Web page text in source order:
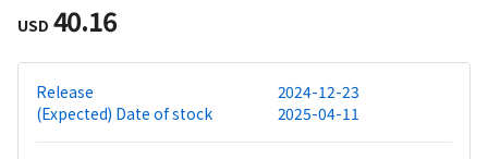
USD 40.16
Release
2024-12-23
(Expected) Date of stock
2025-04-11